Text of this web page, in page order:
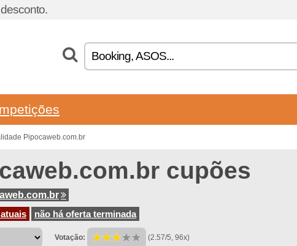
Pipocaweb.com.br
cupões
não há oferta terminada
Votação: (2.57/5, 96x)